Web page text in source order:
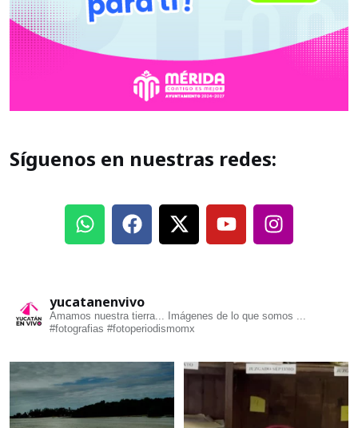
Síguenos en nuestras redes:
yucatanenvivo
Amamos nuestra tierra... Imágenes de lo que somos ...
#fotografias #fotoperiodismomx